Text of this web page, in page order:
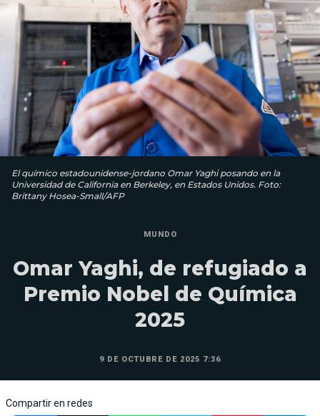
El químico estadounidense-jordano Omar Yaghi posando en la
Universidad de California en Berkeley, en Estados Unidos. Foto:
Brittany Hosea-Small/AFP
MUNDO
Omar Yaghi, de refugiado a
Premio Nobel de Química
2025
9 DE OCTUBRE DE 2025 7:36
Compartir en redes